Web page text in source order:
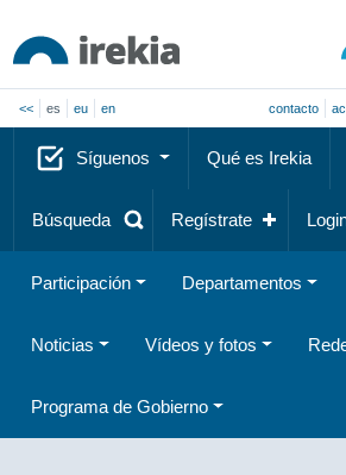
<< es eu en contacto
Síguenos Qué es Irekia
Búsqueda Regístrate
Participación Departamentos
Noticias Vídeos y fotos
Programa de Gobierno